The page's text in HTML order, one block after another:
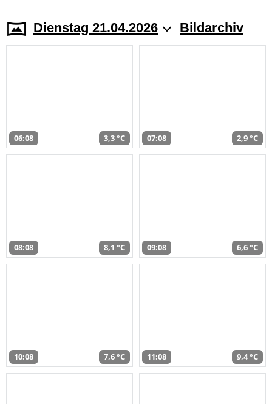
Dienstag 21.04.2026 Bildarchiv
06:08 3,3 °C 07:08 2,9 °C
08:08 8,1 °C 09:08 6,6 °C
10:08 7,6 °C 11:08 9,4 °C